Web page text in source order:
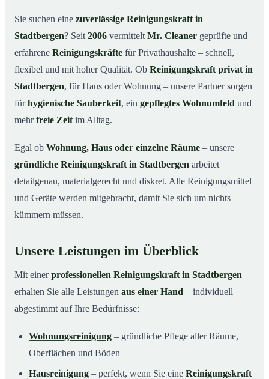
04So läuft die Buchung einer Reinigungskraft ab
Typische Anlässe für eine Reinigungskraft
07 Jetzt Reinigungskraft buchen
08So einfach buchen Sie eine Reinigungskraft in
Sie suchen eine zuverlässige Reinigungskraft in
Stadtbergen? Seit 2006 vermittelt Mr. Cleaner geprüfte und
erfahrene Reinigungskräfte für Privathaushalte – schnell,
flexibel und mit hoher Qualität. Ob Reinigungskraft privat in
Stadtbergen, für Haus oder Wohnung – unsere Partner sorgen
fürhygienische Sauberkeit, ein gepflegtes Wohnumfeld und
mehrfreie Zeit im Alltag.
Egal ob Wohnung, Haus oder einzelne Räume – unsere
gründliche Reinigungskraft in Stadtbergen arbeitet
detailgenau, materialgerecht und diskret. Alle Reinigungsmittel
und Geräte werden mitgebracht, damit Sie sich um nichts
kümmern müssen.
Unsere Leistungen im Überblick
Mit einerprofessionellen Reinigungskraft in Stadtbergen
erhalten Sie alle Leistungen aus einer Hand – individuell
abgestimmt auf Ihre Bedürfnisse:
Wohnungsreinigung – gründliche Pflege aller Räume,
Oberflächen und Böden
Hausreinigung – perfekt, wenn Sie eine Reinigungskraft